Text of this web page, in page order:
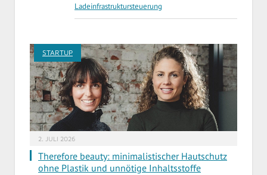
Ladeinfrastruktursteuerung
STARTUP
2. JULI 2026
Therefore beauty: minimalistischer Hautschutz
ohne Plastik und unnötige Inhaltsstoffe